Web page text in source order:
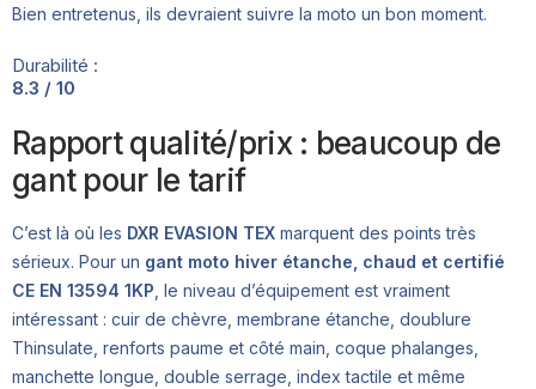
Bien entretenus, ils devraient suivre la moto un bon moment.
Durabilité :
8.3 / 10
Rapport qualité/prix : beaucoup de
gant pour le tarif
C’est là où les DXR EVASION TEX marquent des points très
sérieux. Pour un gant moto hiver étanche, chaud et certifié
CE EN 13594 1KP, le niveau d’équipement est vraiment
intéressant : cuir de chèvre, membrane étanche, doublure
Thinsulate, renforts paume et côté main, coque phalanges,
manchette longue, double serrage, index tactile et même